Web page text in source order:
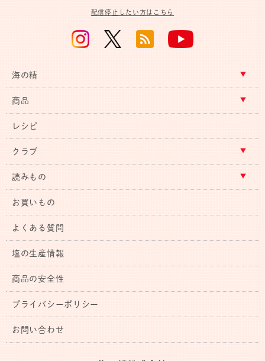
配信停止したい方はこちら
海の精
商品
レシピ
クラブ
読みもの
お買いもの
よくある質問
塩の生産情報
商品の安全性
プライバシーポリシー
お問い合わせ